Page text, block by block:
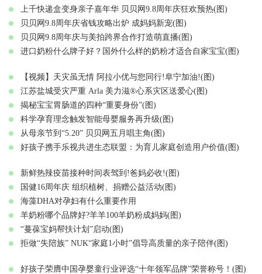
上千快递盒变身亲子嘉年华 贝贝网9.8周年庆狂欢预热(图)
贝贝网9.8周年庆省钱攻略出炉 成妈妈新宠(图)
贝贝网9.8周年庆与美拍跨界合作打造萌直播(图)
进口奶粉什么牌子好？国外什么样的奶粉才适合自家宝宝(图)
【视频】天灾虽无情 阿拉小优与您同行!阜宁加油!(图)
江苏盐城受灾严重 Arla 美力滋®心系灾区送爱心(图)
揭秘宝宝胃肠道的四种“重要身份”(图)
科学孕育理念触发智能母婴服务再升级(图)
从母亲节到“5.20” 贝贝网五月唱主角(图)
好孩子携手乐视共进生态联盟：为育儿家庭创造用户价值(图)
新鲜热辣疫苗接种时间表驾到!爸妈必收!(图)
国健16周年庆 组织植树、捐赠公益活动(图)
海藻DHA对孕妇有什么重要作用
羊奶粉哪个品牌好?羊羊100羊奶粉成妈妈(图)
“蔓葆宝妈帮扶计划”启动(图)
拒做“失陪族” NUK“家庭1小时”倡导高质量的亲子陪伴(图)
好孩子荣膺中国孕婴童行业评选“十年领军品牌”荣誉称号！(图)